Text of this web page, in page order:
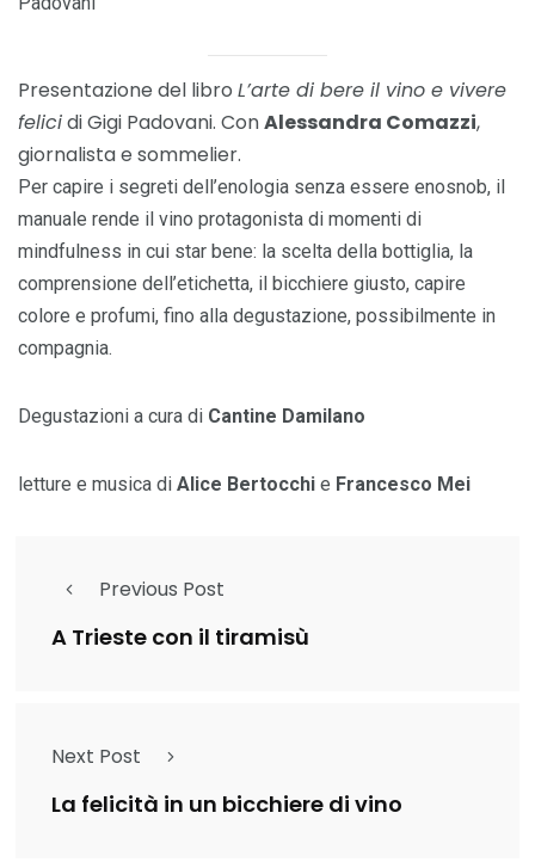
Presentazione del libro L’arte di bere il vino e vivere
felicidi Gigi Padovani. ConAlessandra Comazzi,
giornalista e sommelier.
Per capire i segreti dell’enologia senza essere enosnob, il
manuale rende il vino protagonista di momenti di
mindfulness in cui star bene: la scelta della bottiglia, la
comprensione dell’etichetta, il bicchiere giusto, capire
colore e profumi, fino alla degustazione, possibilmente in
compagnia.
Degustazioni a cura di Cantine Damilano
letture e musica di Alice Bertocchi e Francesco Mei
Previous Post
A Trieste con il tiramisù
Next Post
La felicità in un bicchiere di vino